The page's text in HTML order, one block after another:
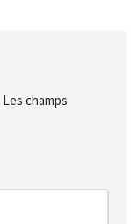
Les champs